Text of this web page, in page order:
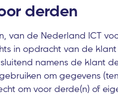
derden
van de Nederland ICT
in opdracht van de
namens de klant
om gegevens
om voor derde(n) of